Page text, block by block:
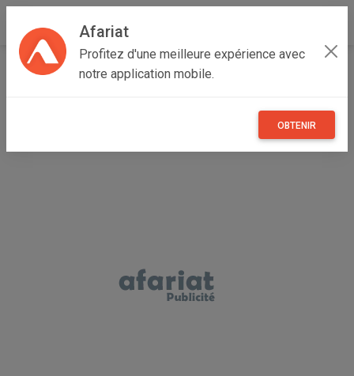
Afariat
Profitez d'une meilleure expérience avec
notre application mobile.
OBTENIR
Accueil Emploi, affaires et services